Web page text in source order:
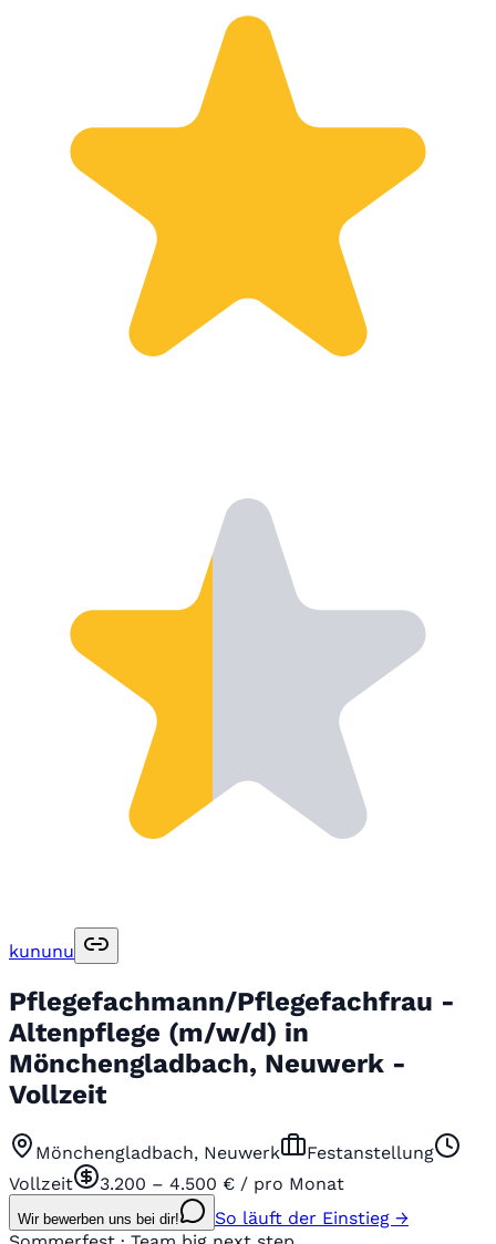
kununu
Pflegefachmann/Pflegefachfrau -
Altenpflege (m/w/d) in
Mönchengladbach, Neuwerk -
Vollzeit
Mönchengladbach, Neuwerk
Festanstellung
Vollzeit
3.200 – 4.500 € / pro Monat
Wir bewerben uns bei dir!
So läuft der Einstieg →